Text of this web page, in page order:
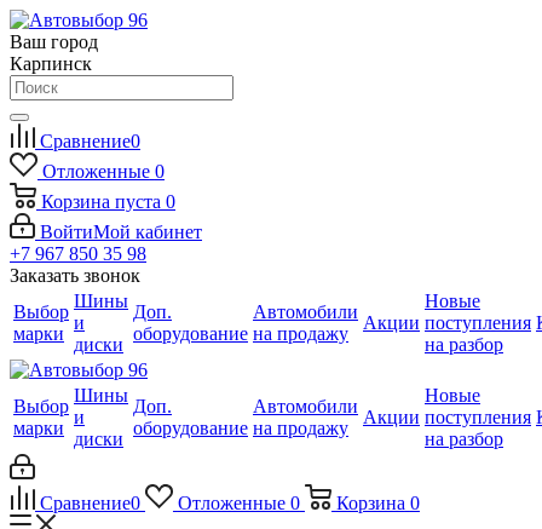
Ваш город
Карпинск
Сравнение0
Отложенные 0
Корзина пуста 0
ВойтиМой кабинет
+7 967 850 35 98
Заказать звонок
Выбор
марки
Шины
и
диски
Доп.
оборудование
Автомобили
на продажу
Акции
Новые
поступления
на разбор
Выбор
марки
Шины
и
диски
Доп.
оборудование
Автомобили
на продажу
Акции
Новые
поступления
на разбор
Сравнение0 Отложенные 0 Корзина 0